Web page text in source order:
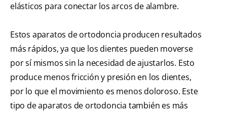
elásticos para conectar los arcos de alambre.
Estos aparatos de ortodoncia producen resultados
más rápidos, ya que los dientes pueden moverse
por sí mismos sin la necesidad de ajustarlos. Esto
produce menos fricción y presión en los dientes,
por lo que el movimiento es menos doloroso. Este
tipo de aparatos de ortodoncia también es más